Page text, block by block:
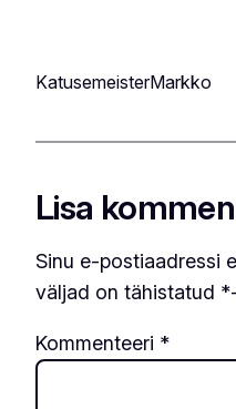
KatusemeisterMarkko
Lisa
Sinu e-postiaadressi
väljad on tähistatud *
Kommenteeri *